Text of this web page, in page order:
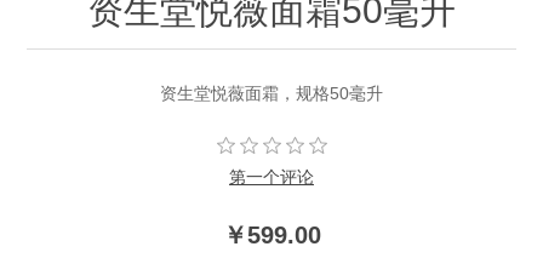
资生堂悦薇面霜50毫升
资生堂悦薇面霜，规格50毫升
第一个评论
￥599.00